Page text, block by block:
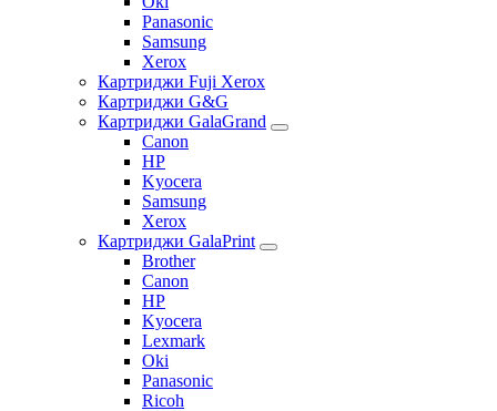
Panasonic
Samsung
Xerox
Картриджи Fuji Xerox
Картриджи G&G
Картриджи GalaGrand
Canon
HP
Kyocera
Samsung
Xerox
Картриджи GalaPrint
Brother
Canon
HP
Kyocera
Lexmark
Oki
Panasonic
Ricoh